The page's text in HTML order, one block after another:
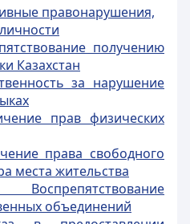
правонарушения,
получению
Казахстан
за нарушение
прав физических
права свободного
места жительства
объединений